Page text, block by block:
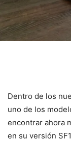
Dentro de los
uno de los
encontrar ahora
en su versión